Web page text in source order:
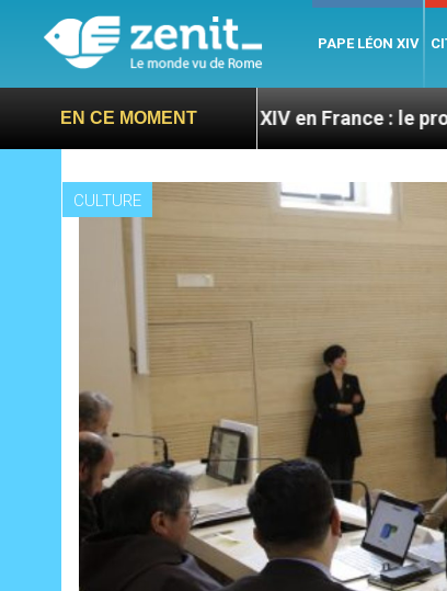
PAPE LÉON XIV
EN CE MOMENT
Léon XIV en France : le programme
CULTURE